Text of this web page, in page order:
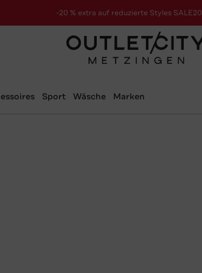
-20 % extra auf reduzierte Styles SALE20
zur Aktion
Sport Wäsche Marken